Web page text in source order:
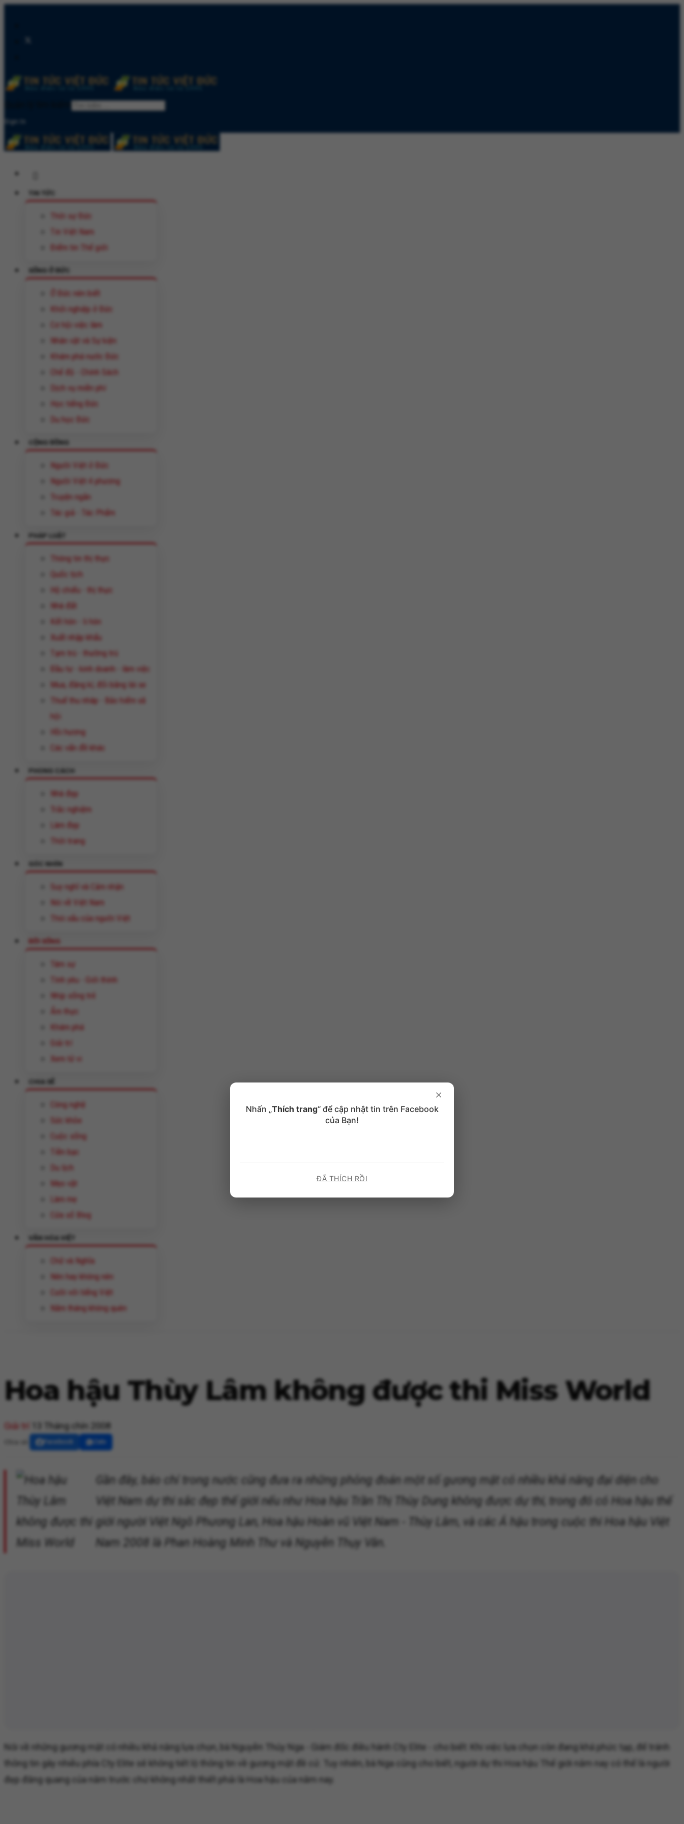
Sign In
TIN TỨC
Thời sự Đức
Tin Việt Nam
Điểm tin Thế giới
SỐNG Ở ĐỨC
Ở Đức nên biết
Khởi nghiệp ở Đức
Cơ hội việc làm
Nhân vật và Sự kiện
Khám phá nước Đức
Chế độ - Chính Sách
Dịch vụ miễn phí
Học tiếng Đức
Du học Đức
CỘNG ĐỒNG
Người Việt ở Đức
Người Việt 4 phương
Truyện ngắn
Tác giả - Tác Phẩm
Thông tin thị thực
Quốc tịch
Hộ chiếu - thị thực
Nhà đất
Kết hôn - li hôn
Xuất nhập khẩu
Tạm trú - thường trú
Đầu tư - kinh doanh - làm việc
Mua, đăng kí, đổi bằng lái xe
Thuế thu nhâp - Bảo hiểm xã
hội
Hồi hương
Các vấn đề khác
PHONG CÁCH
Nhà đẹp
Trắc nghiệm
Làm đẹp
Thời trang
GÓC NHÌN
Suy nghĩ và Cảm nhận
Nói về Việt Nam
Thói xấu của người Việt
ĐỜI SỐNG
Tâm sự
Tình yêu - Giới thính
Nhịp sống trẻ
Ẩm thực
Khám phá
Giải trí
Xem tử vi
CHIA SẺ
Công nghệ
Sức khỏe
Cuộc sống
Tiền bạc
Du lịch
Mẹo vặt
Làm mẹ
Cửa sổ Blog
VĂN HÓA VIỆT
Chữ và Nghĩa
Nên hay không nên
Cười với tiếng Việt
Năm tháng không quên
Hoa hậu Thùy Lâm không được thi Miss World
Giải trí 13 Tháng chín 2008
Gần đây, báo chí trong nước cũng đưa ra những phỏng đoán một số gương mặt có nhiều khả năng đại diện cho
Việt Nam dự thi sắc đẹp thế giới nếu như Hoa hậu Trần Thị Thùy Dung không được dự thi, trong đó có Hoa hậu thế
giới người Việt Ngô Phương Lan, Hoa hậu Hoàn vũ Việt Nam - Thùy Lâm, và các Á hậu trong cuộc thi Hoa hậu Việt
Nam 2008 là Phan Hoàng Minh Thư và Nguyễn Thụy Vân.
Nói về những gương mặt có nhiều khả năng lựa chọn, bà Nguyễn Thúy Nga - Giám đốc điều hành Cty Elite - cho biết: Khi việc lựa chọn còn đang khá phức tạp, để tránh
thông tin gây nhiễu phía Cty Elite sẽ không tiết lộ thông tin về gương mặt đề cử. Tuy nhiên, bà Nga cũng cho biết, người dự thi Hoa hậu Thế giới năm nay có thể là người
đẹp đăng quang của năm trước chứ không nhất thiết phải là Hoa hậu của năm nay.
×
Nhấn „Thích trang“ để cập nhật tin trên Facebook
của Bạn!
ĐÃ THÍCH RỒI